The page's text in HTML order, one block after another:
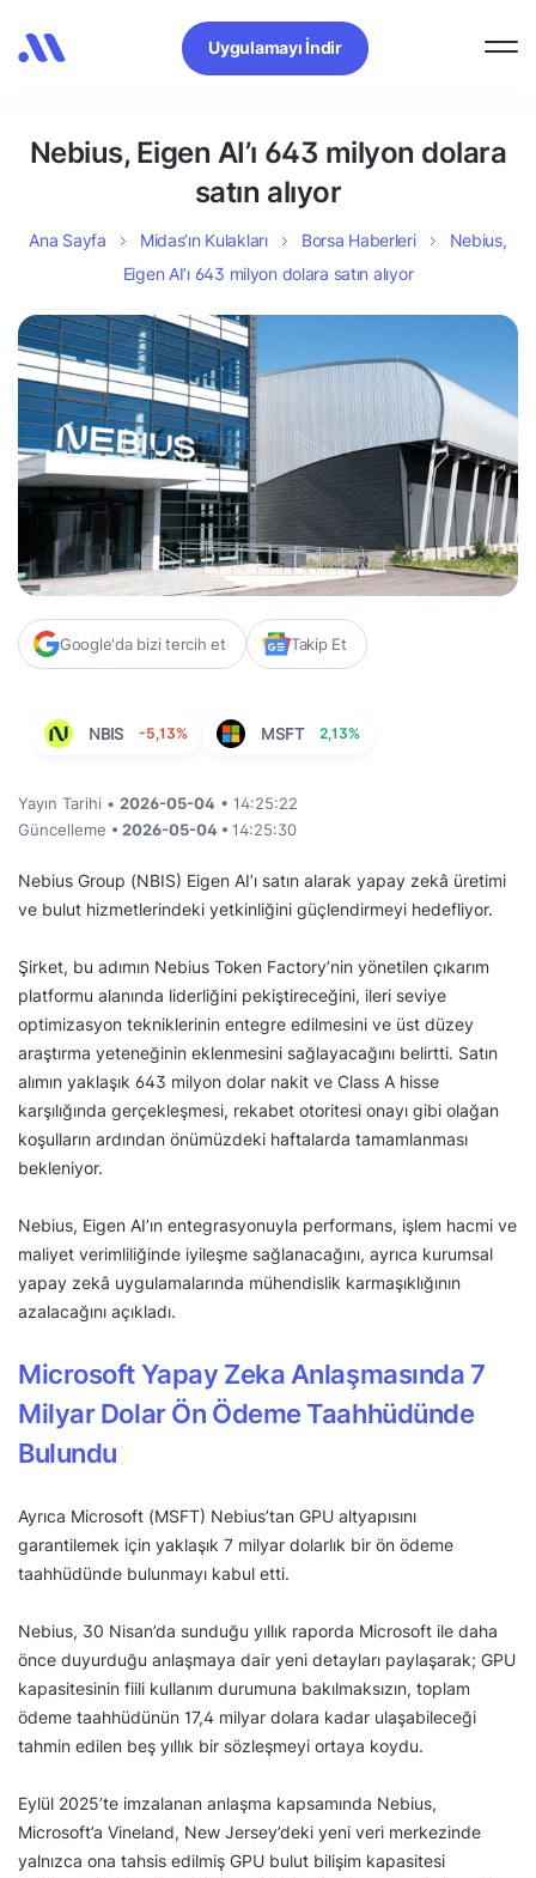
Uygulamayı İndir
Nebius, Eigen AI’ı 643 milyon dolara
satın alıyor
Ana Sayfa Midas’ın Kulakları Borsa Haberleri
Nebius,
Eigen AI’ı 643 milyon dolara satın alıyor
Google'da bizi tercih et Takip Et
NBIS -5,13% MSFT 2,13%
Yayın Tarihi • 2026-05-04 • 14:25:22
Güncelleme • 2026-05-04 • 14:25:30
Nebius Group (NBIS) Eigen AI’ı satın alarak yapay zekâ üretimi
ve bulut hizmetlerindeki yetkinliğini güçlendirmeyi hedefliyor.
Şirket, bu adımın Nebius Token Factory’nin yönetilen çıkarım
platformu alanında liderliğini pekiştireceğini, ileri seviye
optimizasyon tekniklerinin entegre edilmesini ve üst düzey
araştırma yeteneğinin eklenmesini sağlayacağını belirtti. Satın
alımın yaklaşık 643 milyon dolar nakit ve Class A hisse
karşılığında gerçekleşmesi, rekabet otoritesi onayı gibi olağan
koşulların ardından önümüzdeki haftalarda tamamlanması
bekleniyor.
Nebius, Eigen AI’ın entegrasyonuyla performans, işlem hacmi ve
maliyet verimliliğinde iyileşme sağlanacağını, ayrıca kurumsal
yapay zekâ uygulamalarında mühendislik karmaşıklığının
azalacağını açıkladı.
Microsoft Yapay Zeka Anlaşmasında 7
Milyar Dolar Ön Ödeme Taahhüdünde
Bulundu
Ayrıca Microsoft (MSFT) Nebius’tan GPU altyapısını
garantilemek için yaklaşık 7 milyar dolarlık bir ön ödeme
taahhüdünde bulunmayı kabul etti.
Nebius, 30 Nisan’da sunduğu yıllık raporda Microsoft ile daha
önce duyurduğu anlaşmaya dair yeni detayları paylaşarak; GPU
kapasitesinin fiili kullanım durumuna bakılmaksızın, toplam
ödeme taahhüdünün 17,4 milyar dolara kadar ulaşabileceği
tahmin edilen beş yıllık bir sözleşmeyi ortaya koydu.
Eylül 2025’te imzalanan anlaşma kapsamında Nebius,
Microsoft’a Vineland, New Jersey’deki yeni veri merkezinde
yalnızca ona tahsis edilmiş GPU bulut bilişim kapasitesi